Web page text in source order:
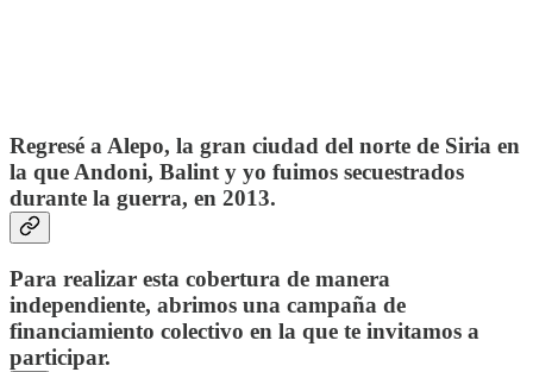
Regresé a Alepo, la gran ciudad del norte de Siria en
la que Andoni, Balint y yo fuimos secuestrados
durante la guerra, en 2013.
Para realizar esta cobertura de manera
independiente, abrimos una campaña de
financiamiento colectivo en la que te invitamos a
participar.